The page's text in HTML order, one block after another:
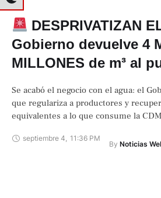
DESPRIVATIZAN
Gobierno devuelve 4
MILLONES de m³ al
Se acabó el negocio con el agua: el
que regulariza a productores y
equivalentes a lo que consume la
septiembre 4, 11:36 PM
By Noticias